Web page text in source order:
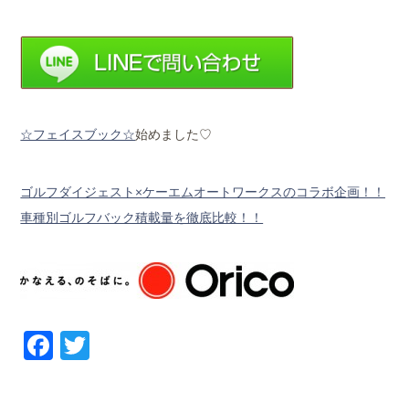
☆フェイスブック☆始めました♡
ゴルフダイジェスト×ケーエムオートワークスのコラボ企画！！
車種別ゴルフバック積載量を徹底比較！！
Facebook